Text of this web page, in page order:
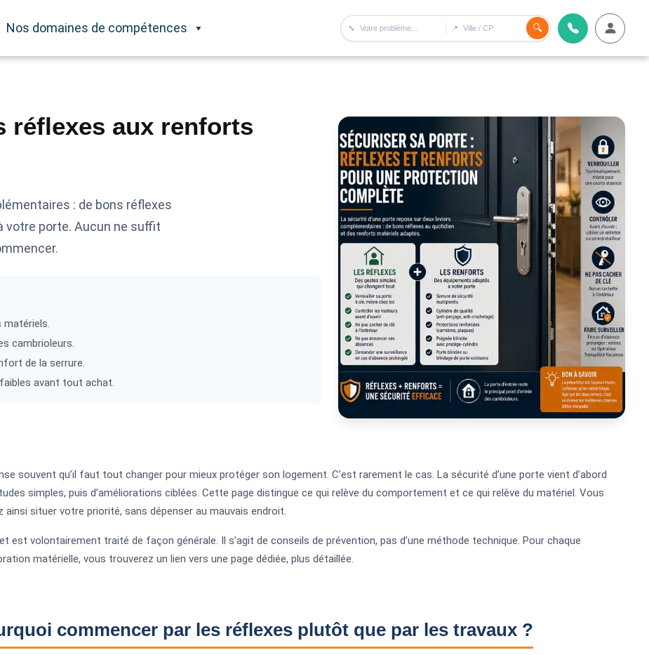
Nos domaines de compétences 🔧 📍 🔍
réflexes aux renforts
: de bons réflexes
votre porte. Aucun ne suffit
matériels.
cambrioleurs.
de la serrure.
avant tout achat.
souvent qu’il faut tout changer pour mieux protéger son logement. C’est rarement le cas. La sécurité d’une porte vient d’abord
simples, puis d’améliorations ciblées. Cette page distingue ce qui relève du comportement et ce qui relève du matériel. Vous
ainsi situer votre priorité, sans dépenser au mauvais endroit.
est volontairement traité de façon générale. Il s’agit de conseils de prévention, pas d’une méthode technique. Pour chaque
matérielle, vous trouverez un lien vers une page dédiée, plus détaillée.
commencer par les réflexes plutôt que par les travaux ?